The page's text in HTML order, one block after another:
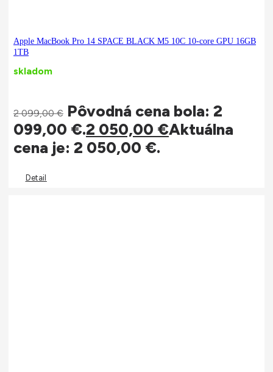
Apple MacBook Pro 14 SPACE BLACK M5 10C 10-core GPU 16GB
1TB
skladom
2 099,00€ Pôvodná cena bola: 2
099,00 €.2 050,00 €Aktuálna
cena je: 2 050,00 €.
Detail